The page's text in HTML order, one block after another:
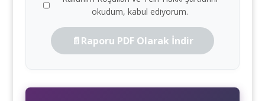
okudum, kabul ediyorum.
📄Raporu PDF Olarak İndir